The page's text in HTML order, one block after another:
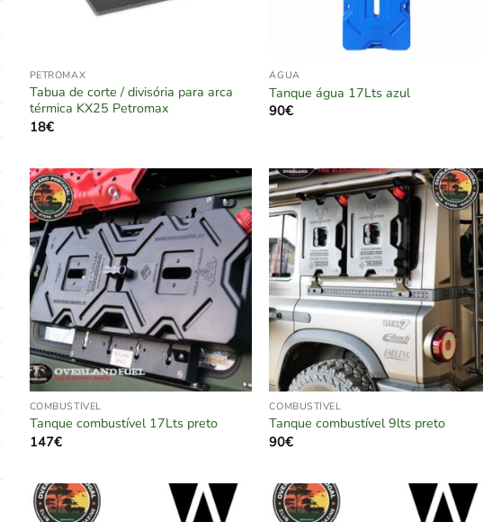
PETROMAX
Tabua de corte / divisória para arca
térmica KX25 Petromax
18€
ÁGUA
Tanque água 17Lts azul
90€
COMBUSTÍVEL
Tanque combustível 17Lts preto
147€
COMBUSTÍVEL
Tanque combustível 9lts preto
90€